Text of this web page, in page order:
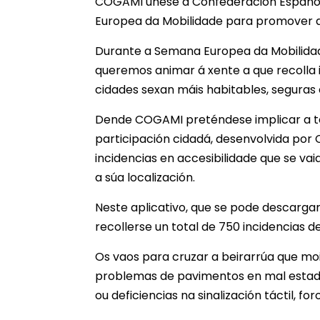
Europea da Mobilidade para promover
Durante a Semana Europea da
queremos animar á xente a que
cidades sexan máis habitables,
Dende COGAMI preténdese implicar a
participación cidadá, desenvolvida por
incidencias en accesibilidade que se
a súa localización.
Neste aplicativo, que se pode
recollerse un total de 750 incidencias
Os vaos para cruzar a beirarrúa que
problemas de pavimentos en mal
ou deficiencias na sinalización táctil,